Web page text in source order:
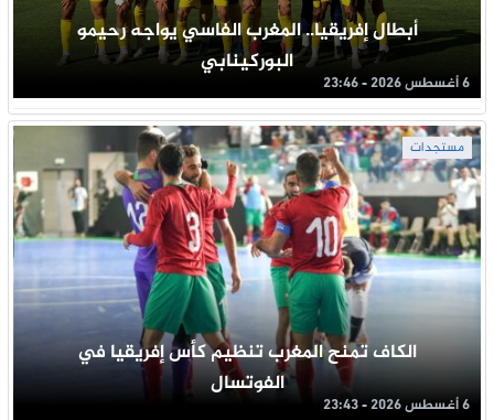
أبطال إفريقيا.. المغرب الفاسي يواجه رحيمو
البوركينابي
6 أغسطس 2026 - 23:46
مستجدات
الكاف تمنح المغرب تنظيم كأس إفريقيا في
الفوتسال
6 أغسطس 2026 - 23:43